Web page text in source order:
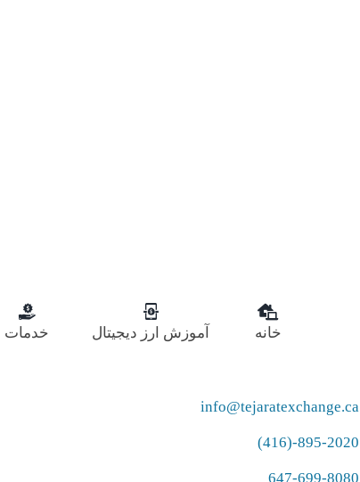
خانه آموزش ارز دیجیتال خدمات
info@tejaratexchange.ca
895-2020-(416)
647-699-8080